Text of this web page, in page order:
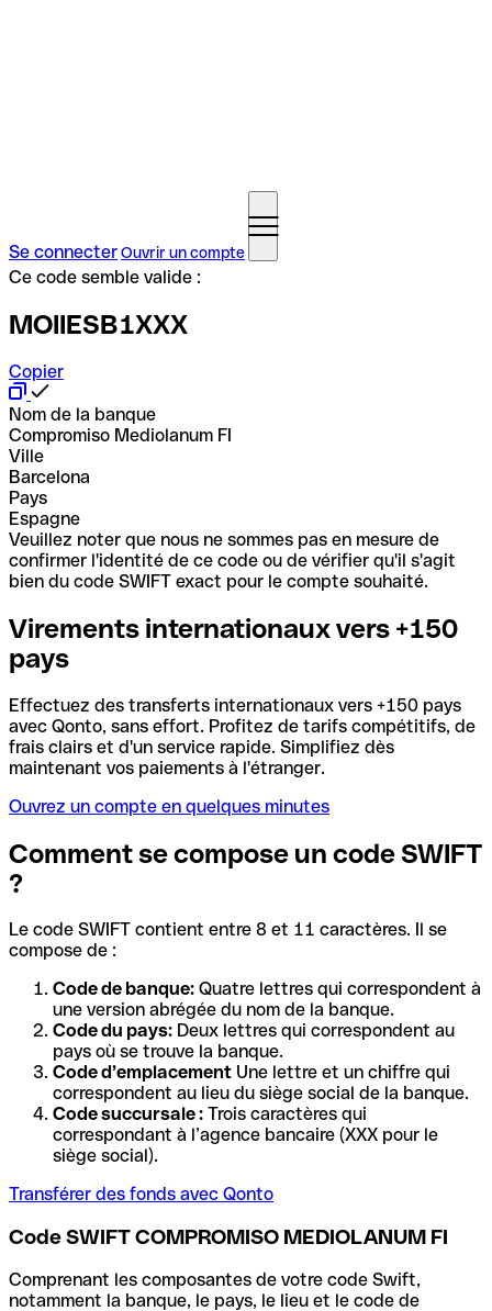
Se connecterOuvrir un compte
Ce code semble valide :
MOIIESB1XXX
Copier
Nom de la banque
Compromiso Mediolanum FI
Ville
Barcelona
Pays
Espagne
Veuillez noter que nous ne sommes pas en mesure de
confirmer l'identité de ce code ou de vérifier qu'il s'agit
bien du code SWIFT exact pour le compte souhaité.
Virements internationaux vers +150
pays
Effectuez des transferts internationaux vers +150 pays
avec Qonto, sans effort. Profitez de tarifs compétitifs, de
frais clairs et d'un service rapide. Simplifiez dès
maintenant vos paiements à l'étranger.
Ouvrez un compte en quelques minutes
Comment se compose un code SWIFT
?
Le code SWIFT contient entre 8 et 11 caractères. Il se
compose de :
Code de banque: Quatre lettres qui correspondent à
une version abrégée du nom de la banque.
Code du pays: Deux lettres qui correspondent au
pays où se trouve la banque.
Code d’emplacement Une lettre et un chiffre qui
correspondent au lieu du siège social de la banque.
Code succursale : Trois caractères qui
correspondant à l’agence bancaire (XXX pour le
siège social).
Transférer des fonds avec Qonto
Code SWIFT COMPROMISO MEDIOLANUM FI
Comprenant les composantes de votre code Swift,
notamment la banque, le pays, le lieu et le code de